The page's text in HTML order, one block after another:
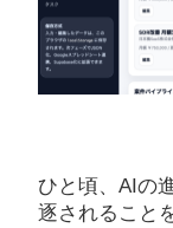
ひと頃、AIの
逐されること